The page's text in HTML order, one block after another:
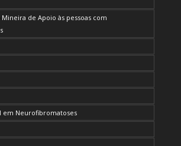
Mineira de Apoio às pessoas com
em Neurofibromatoses